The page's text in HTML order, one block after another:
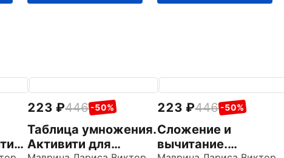
223 446 -50%
Таблица умножения.
Активити для
223 446 -50%
Сложение и
вычитание.